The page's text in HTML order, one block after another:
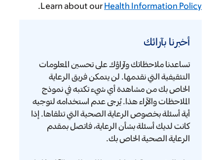
Learn about ourHealth Information Policy
.
بآرائك
أخبرنا بآرائك
تساعدنا ملاحظاتك وآراؤك على تحسين المعلومات
التثقيفية التي نقدمها. لن يتمكن فريق الرعاية
الخاص بك من مشاهدة أي شيء تكتبه في نموذج
الملاحظات والآراء هذا. يُرجى عدم استخدامه لتوجيه
أية أسئلة بخصوص الرعاية الصحية التي تتلقاها. إذا
كانت لديك أسئلة بشأن الرعاية، فاتصل بمقدم
الرعاية الصحية الخاص بك.